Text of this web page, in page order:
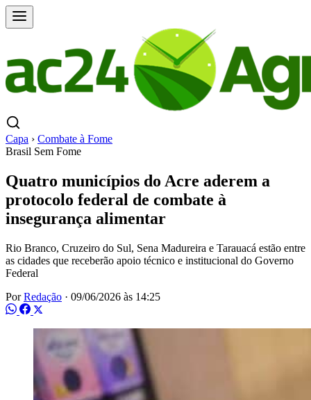
Capa › Combate à Fome
Brasil Sem Fome
Quatro municípios do Acre aderem a
protocolo federal de combate à
insegurança alimentar
Rio Branco, Cruzeiro do Sul, Sena Madureira e Tarauacá estão entre
as cidades que receberão apoio técnico e institucional do Governo
Federal
PorRedação · 09/06/2026 às 14:25